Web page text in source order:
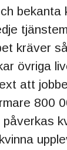
bekanta
kräver
övriga
att
800
påverkas